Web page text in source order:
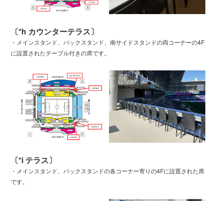
〔*h カウンターテラス〕
・メインスタンド、バックスタンド、南サイドスタンドの両コーナーの4F
に設置されたテーブル付きの席です。
〔*i テラス〕
・メインスタンド、バックスタンドの各コーナー寄りの4Fに設置された席
です。